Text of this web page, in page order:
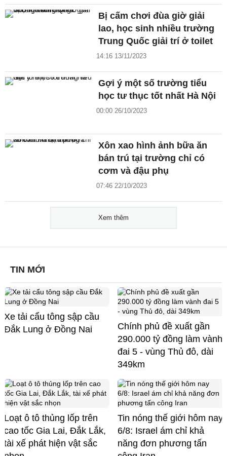
Bị cấm chơi đùa giờ giải
lao, học sinh nhiều trường
Trung Quốc giải trí ở toilet
14:16 13/11/2023
Gợi ý một số trường tiểu
học tư thục tốt nhất Hà Nội
00:00 26/10/2023
Xôn xao hình ảnh bữa ăn
bán trú tại trường chỉ có
cơm và đậu phụ
07:46 22/10/2023
Xem thêm
TIN MỚI
Xe tải cẩu tông sập cầu
Đắk Lung ở Đồng Nai
Chính phủ đề xuất gần
290.000 tỷ đồng làm vành
đai 5 - vùng Thủ đô, dài
349km
Loạt ô tô thủng lốp trên
cao tốc Gia Lai, Đắk Lắk,
tài xế phát hiện vật sắc
Tin nóng thế giới hôm nay
6/8: Israel ám chỉ khả
năng đơn phương tấn